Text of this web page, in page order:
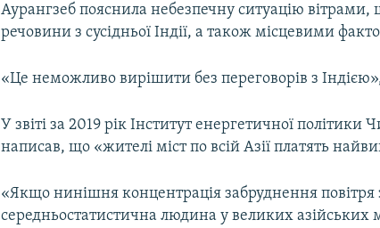
Аурангзеб пояснила небезпечну ситуацію
речовини з сусідньої Індії, а також місцевими
«Це неможливо вирішити без переговорів з
У звіті за 2019 рік Інститут енергетичної політики
написав, що «жителі міст по всій Азії платять
«Якщо нинішня концентрація забруднення повітря
середньостатистична людина у великих азійських